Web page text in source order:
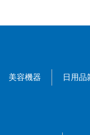
美容機器 日用品